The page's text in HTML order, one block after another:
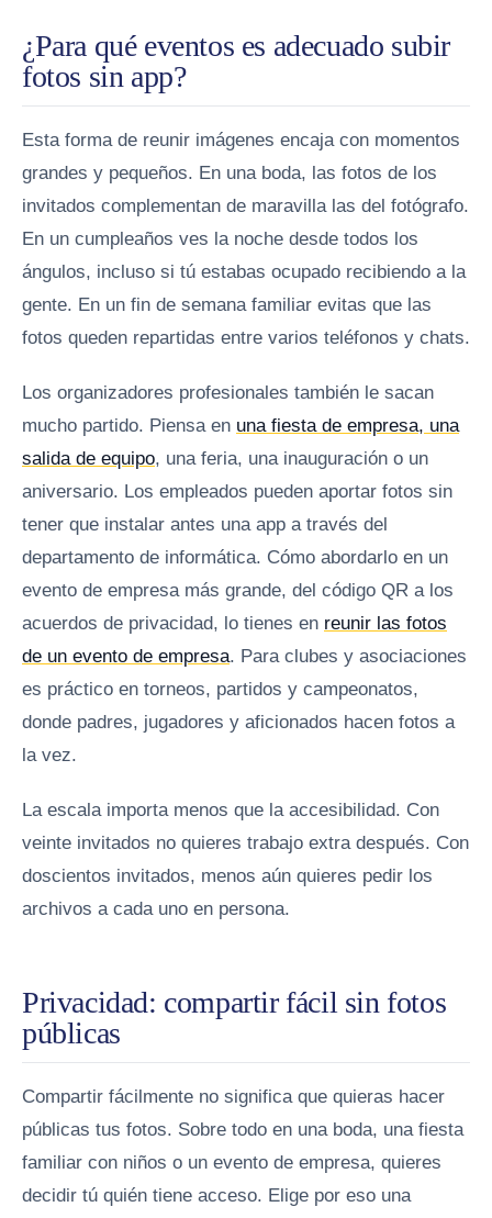
¿Para qué eventos es adecuado subir
fotos sin app?
Esta forma de reunir imágenes encaja con momentos
grandes y pequeños. En una boda, las fotos de los
invitados complementan de maravilla las del fotógrafo.
En un cumpleaños ves la noche desde todos los
ángulos, incluso si tú estabas ocupado recibiendo a la
gente. En un fin de semana familiar evitas que las
fotos queden repartidas entre varios teléfonos y chats.
Los organizadores profesionales también le sacan
mucho partido. Piensa en una fiesta de empresa, una
salida de equipo, una feria, una inauguración o un
aniversario. Los empleados pueden aportar fotos sin
tener que instalar antes una app a través del
departamento de informática. Cómo abordarlo en un
evento de empresa más grande, del código QR a los
acuerdos de privacidad, lo tienes en reunir las fotos
de un evento de empresa. Para clubes y asociaciones
es práctico en torneos, partidos y campeonatos,
donde padres, jugadores y aficionados hacen fotos a
la vez.
La escala importa menos que la accesibilidad. Con
veinte invitados no quieres trabajo extra después. Con
doscientos invitados, menos aún quieres pedir los
archivos a cada uno en persona.
Privacidad: compartir fácil sin fotos
públicas
Compartir fácilmente no significa que quieras hacer
públicas tus fotos. Sobre todo en una boda, una fiesta
familiar con niños o un evento de empresa, quieres
decidir tú quién tiene acceso. Elige por eso una